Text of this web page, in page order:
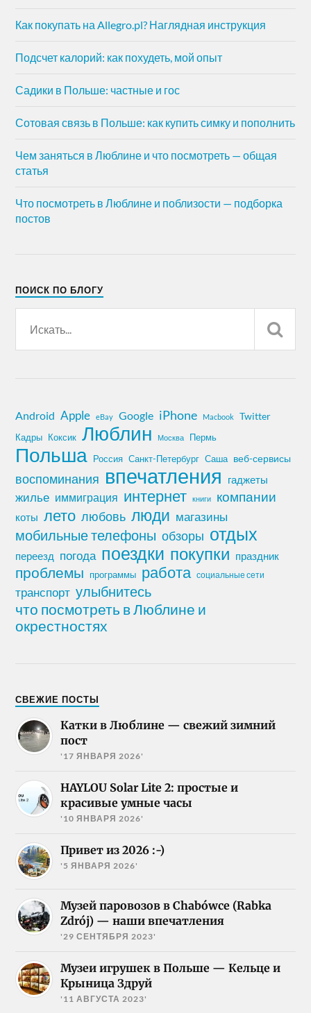
Как покупать на Allegro.pl? Наглядная инструкция
Подсчет калорий: как похудеть, мой опыт
Садики в Польше: частные и гос
Сотовая связь в Польше: как купить симку и пополнить
Чем заняться в Люблине и что посмотреть — общая
статья
Что посмотреть в Люблине и поблизости — подборка
постов
ПОИСК ПО БЛОГУ
Android Apple eBay Google iPhone Macbook Twitter
Кадры Коксик Люблин Москва Пермь
Польша Россия Санкт-Петербург Саша веб-сервисы
воспоминания впечатления гаджеты
жилье иммиграция интернет книги компании
коты лето любовь люди магазины
мобильные телефоны обзоры отдых
переезд погода поездки покупки праздник
проблемы программы работа социальные сети
транспорт улыбнитесь
что посмотреть в Люблине и
окрестностях
СВЕЖИЕ ПОСТЫ
Катки в Люблине — свежий зимний
пост
'17 ЯНВАРЯ 2026'
HAYLOU Solar Lite 2: простые и
красивые умные часы
'10 ЯНВАРЯ 2026'
Привет из 2026 :-)
'5 ЯНВАРЯ 2026'
Музей паровозов в Chabówce (Rabka
Zdrój) — наши впечатления
'29 СЕНТЯБРЯ 2023'
Музеи игрушек в Польше — Кельце и
Крыница Здруй
'11 АВГУСТА 2023'